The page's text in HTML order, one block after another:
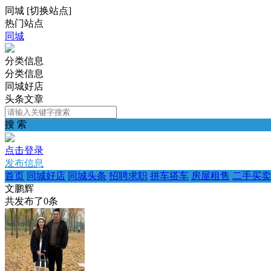
同城 [切换站点]
热门站点
同城
分类信息
分类信息
同城好店
头条文章
搜 索
点击登录
发布信息
首页 同城好店 同城头条 招聘求职 拼车搭车 房屋租售 二手买卖
文鹏辉
共发布了0条